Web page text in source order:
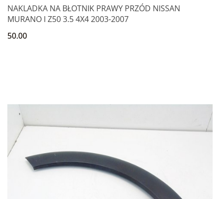
NAKLADKA NA BŁOTNIK PRAWY PRZÓD NISSAN
MURANO I Z50 3.5 4X4 2003-2007
50.00